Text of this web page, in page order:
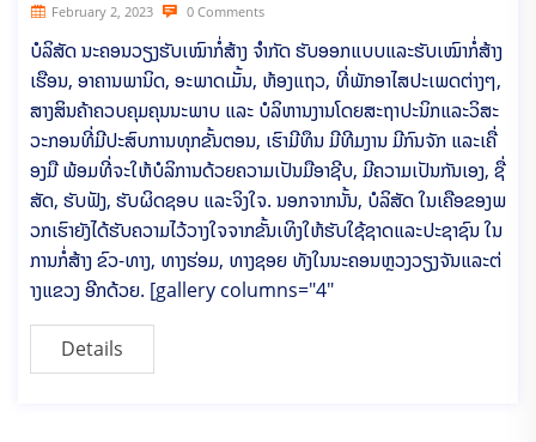
February 2, 2023 0 Comments
ບໍລິສັດ ນະຄອນວຽງຮັບເໝົາກໍ່ສ້າງ ຈຳກັດ ຮັບອອກແບບແລະຮັບເໝົາກໍ່ສ້າງ
ເຮືອນ, ອາຄານພານິດ, ອະພາດເມັ້ນ, ຫ້ອງແຖວ, ທີ່ພັກອາໄສປະເພດຕ່າງໆ,
ສາງສິນຄ້າຄວບຄຸມຄຸນນະພາບ ແລະ ບໍລິຫານງານໂດຍສະຖາປະນິກແລະວິສະ
ວະກອນທີ່ມີປະສົບການທຸກຂັ້ນຕອນ, ເຮົາມີທຶນ ມີທີມງານ ມີກົນຈັກ ແລະເຄື່
ອງມື ພ້ອມທີ່ຈະໃຫ້ບໍລິການດ້ວຍຄວາມເປັນມືອາຊີບ, ມີຄວາມເປັນກັນເອງ, ຊື່
ສັດ, ຮັບຟັງ, ຮັບຜິດຊອບ ແລະຈິງໃຈ. ນອກຈາກນັ້ນ, ບໍລິສັດ ໃນເຄືອຂອງພ
ວກເຮົາຍັງໄດ້ຮັບຄວາມໄວ້ວາງໃຈຈາກຂັ້ນເທິງໃຫ້ຮັບໃຊ້ຊາດແລະປະຊາຊົນ ໃນ
ການກໍ່ສ້າງ ຂົວ-ທາງ, ທາງຮ່ອມ, ທາງຊອຍ ທັງໃນນະຄອນຫຼວງວຽງຈັນແລະຕ່
າງແຂວງ ອີກດ້ວຍ. [gallery columns="4"
Details